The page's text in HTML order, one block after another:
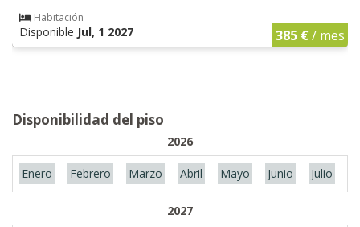
Habitación
Disponible Jul, 1 2027 385 €/ mes
Disponibilidad del piso
2026
Enero Febrero Marzo Abril Mayo Junio Julio
2027